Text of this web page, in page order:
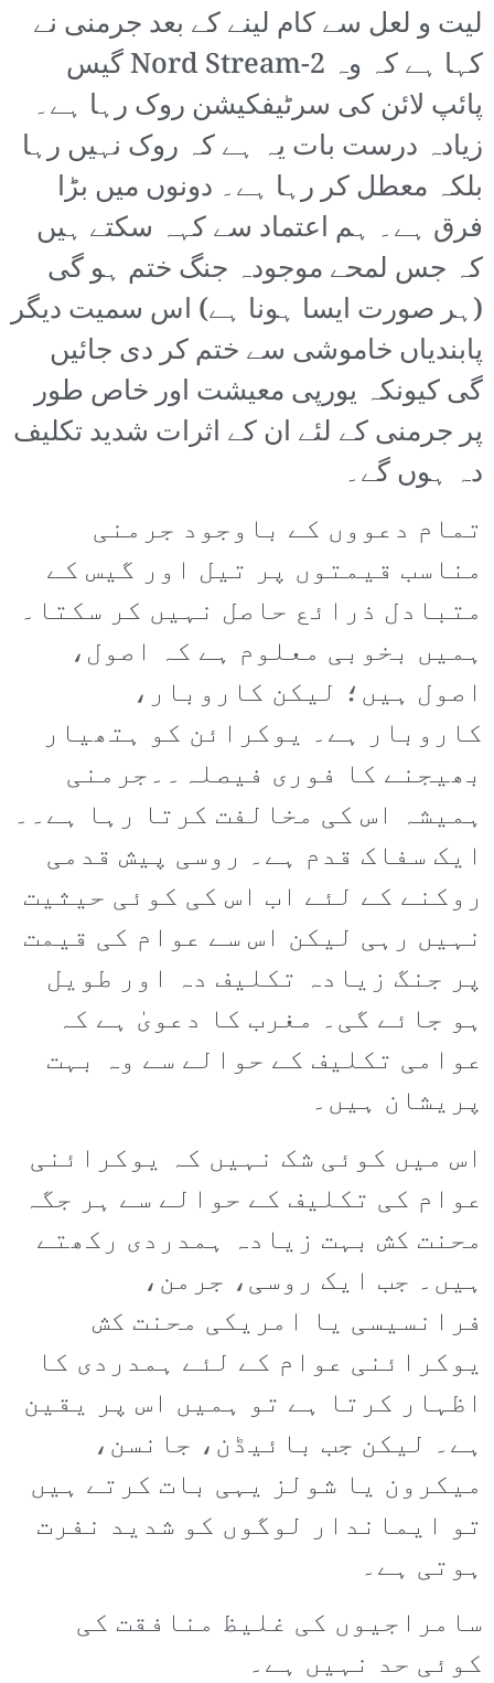
لیت و لعل سے کام لینے کے بعد جرمنی نے
کہا ہے کہ وہ Nord Stream-2 گیس
پائپ لائن کی سرٹیفکیشن روک رہا ہے۔
زیادہ درست بات یہ ہے کہ روک نہیں رہا
بلکہ معطل کر رہا ہے۔ دونوں میں بڑا
فرق ہے۔ ہم اعتماد سے کہہ سکتے ہیں
کہ جس لمحے موجودہ جنگ ختم ہو گی
(ہر صورت ایسا ہونا ہے) اس سمیت دیگر
پابندیاں خاموشی سے ختم کر دی جائیں
گی کیونکہ یورپی معیشت اور خاص طور
پر جرمنی کے لئے ان کے اثرات شدید تکلیف
دہ ہوں گے۔
تمام دعووں کے باوجود جرمنی
مناسب قیمتوں پر تیل اور گیس کے
متبادل ذرائع حاصل نہیں کر سکتا۔
ہمیں بخوبی معلوم ہے کہ اصول،
اصول ہیں؛ لیکن کاروبار،
کاروبار ہے۔ یوکرائن کو ہتھیار
بھیجنے کا فوری فیصلہ۔۔جرمنی
ہمیشہ اس کی مخالفت کرتا رہا ہے۔۔
ایک سفاک قدم ہے۔ روسی پیش قدمی
روکنے کے لئے اب اس کی کوئی حیثیت
نہیں رہی لیکن اس سے عوام کی قیمت
پر جنگ زیادہ تکلیف دہ اور طویل
ہو جائے گی۔ مغرب کا دعویٰ ہے کہ
عوامی تکلیف کے حوالے سے وہ بہت
پریشان ہیں۔
اس میں کوئی شک نہیں کہ یوکرائنی
عوام کی تکلیف کے حوالے سے ہر جگہ
محنت کش بہت زیادہ ہمدردی رکھتے
ہیں۔ جب ایک روسی، جرمن،
فرانسیسی یا امریکی محنت کش
یوکرائنی عوام کے لئے ہمدردی کا
اظہار کرتا ہے تو ہمیں اس پر یقین
ہے۔ لیکن جب بائیڈن، جانسن،
میکرون یا شولز یہی بات کرتے ہیں
تو ایماندار لوگوں کو شدید نفرت
ہوتی ہے۔
سامراجیوں کی غلیظ منافقت کی
کوئی حد نہیں ہے۔